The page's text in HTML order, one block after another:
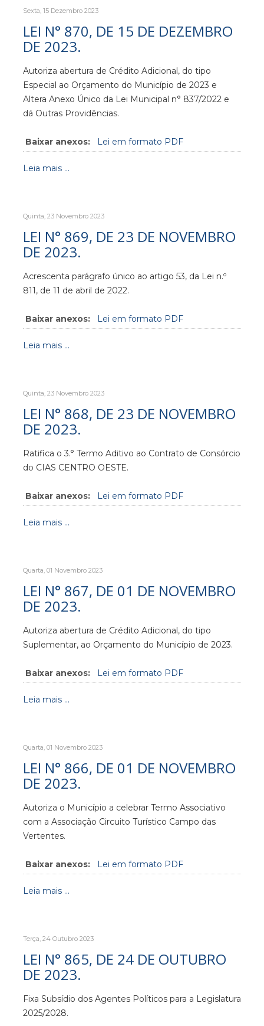
Sexta, 15 Dezembro 2023
LEI N° 870, DE 15 DE DEZEMBRO
DE 2023.
Autoriza abertura de Crédito Adicional, do tipo
Especial ao Orçamento do Município de 2023 e
Altera Anexo Único da Lei Municipal n° 837/2022 e
dá Outras Providências.
Baixar anexos: Lei em formato PDF
Leia mais ...
Quinta, 23 Novembro 2023
LEI N° 869, DE 23 DE NOVEMBRO
DE 2023.
Acrescenta parágrafo único ao artigo 53, da Lei n.º
811, de 11 de abril de 2022.
Baixar anexos: Lei em formato PDF
Leia mais ...
Quinta, 23 Novembro 2023
LEI N° 868, DE 23 DE NOVEMBRO
DE 2023.
Ratifica o 3.° Termo Aditivo ao Contrato de Consórcio
do CIAS CENTRO OESTE.
Baixar anexos: Lei em formato PDF
Leia mais ...
Quarta, 01 Novembro 2023
LEI N° 867, DE 01 DE NOVEMBRO
DE 2023.
Autoriza abertura de Crédito Adicional, do tipo
Suplementar, ao Orçamento do Município de 2023.
Baixar anexos: Lei em formato PDF
Leia mais ...
Quarta, 01 Novembro 2023
LEI N° 866, DE 01 DE NOVEMBRO
DE 2023.
Autoriza o Município a celebrar Termo Associativo
com a Associação Circuito Turístico Campo das
Vertentes.
Baixar anexos: Lei em formato PDF
Leia mais ...
Terça, 24 Outubro 2023
LEI N° 865, DE 24 DE OUTUBRO
DE 2023.
Fixa Subsídio dos Agentes Políticos para a Legislatura
2025/2028.